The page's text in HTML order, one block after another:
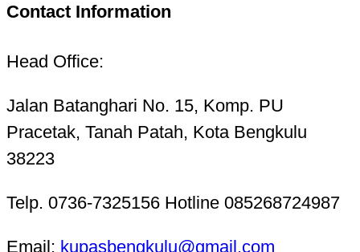
Contact Information
Head Office:
Jalan Batanghari No. 15, Komp. PU
Pracetak, Tanah Patah, Kota Bengkulu
38223
Telp. 0736-7325156 Hotline 085268724987
Email: kupasbengkulu@gmail.com